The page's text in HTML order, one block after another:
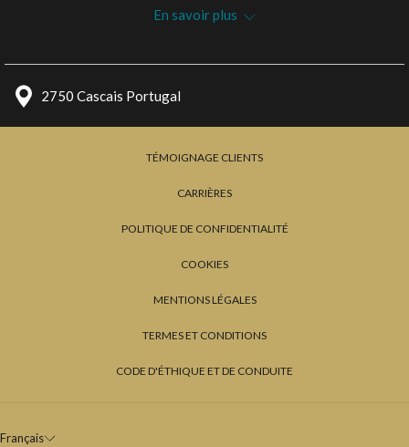
à travers les eaux de l'océan Atlantique! Vous pouvez également
Activité sous réserve de consultation et de disponibilité.
En savoir plus
2750 Cascais Portugal
TÉMOIGNAGE CLIENTS
CARRIÈRES
POLITIQUE DE CONFIDENTIALITÉ
COOKIES
MENTIONS LÉGALES
TERMES ET CONDITIONS
CODE D'ÉTHIQUE ET DE CONDUITE
Français